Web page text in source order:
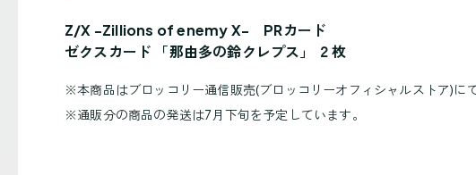
Z/X -Zillions of enemy X- PRカード
ゼクスカード 「那由多の鈴クレプス」 ２枚
※本商品はブロッコリー通信販売(ブロッコリーオフィシャルストア)
※通販分の商品の発送は7月下旬を予定しています。